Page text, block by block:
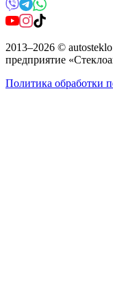
2013–2026 ©
предприятие
Политика обработки